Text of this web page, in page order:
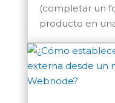
(completar un
producto en